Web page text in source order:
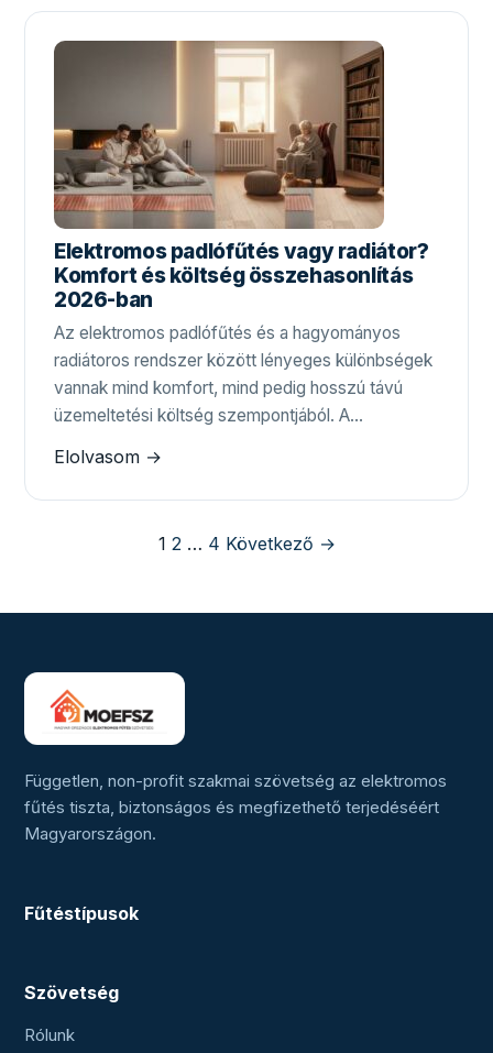
Elektromos padlófűtés vagy radiátor?
Komfort és költség összehasonlítás
2026-ban
Az elektromos padlófűtés és a hagyományos
radiátoros rendszer között lényeges különbségek
vannak mind komfort, mind pedig hosszú távú
üzemeltetési költség szempontjából. A…
Elolvasom →
Bejegyzések
1 2 … 4 Következő →
Független, non-profit szakmai szövetség az elektromos
fűtés tiszta, biztonságos és megfizethető terjedéséért
Magyarországon.
Fűtéstípusok
Szövetség
Rólunk